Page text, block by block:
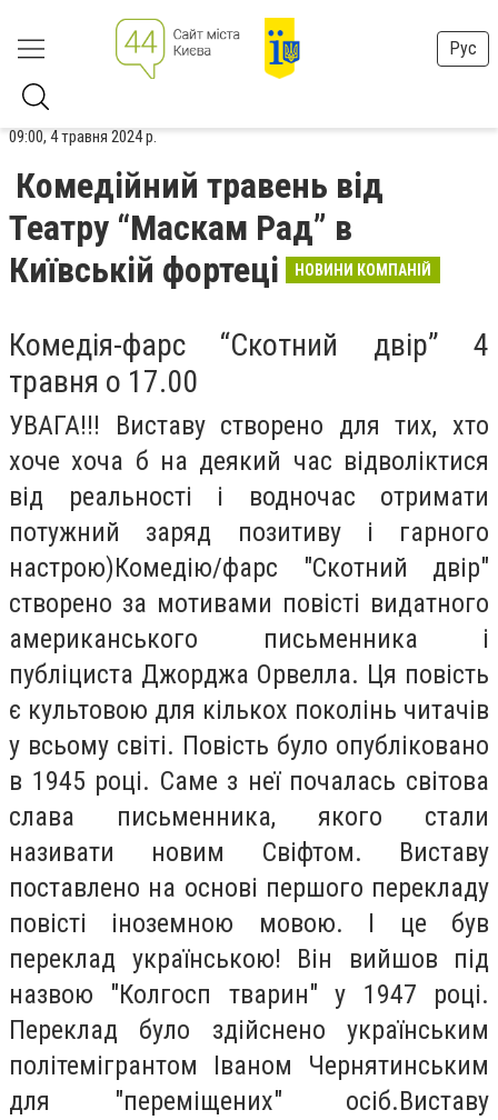
Рус
09:00, 4 травня 2024 р.
Комедійний травень від
Театру “Маскам Рад” в
Київській фортеці
НОВИНИ КОМПАНІЙ
Комедія-фарс “Скотний двір” 4
травня о 17.00
УВАГА!!! Виставу створено для тих, хто
хоче хоча б на деякий час відволіктися
від реальності і водночас отримати
потужний заряд позитиву і гарного
настрою)Комедію/фарс "Скотний двір"
створено за мотивами повісті видатного
американського письменника і
публіциста Джорджа Орвелла. Ця повість
є культовою для кількох поколінь читачів
у всьому світі. Повість було опубліковано
в 1945 році. Саме з неї почалась світова
слава письменника, якого стали
називати новим Свіфтом. Виставу
поставлено на основі першого перекладу
повісті іноземною мовою. І це був
переклад українською! Він вийшов під
назвою "Колгосп тварин" у 1947 році.
Переклад було здійснено українським
політемігрантом Іваном Чернятинським
для "переміщених" осіб.Виставу